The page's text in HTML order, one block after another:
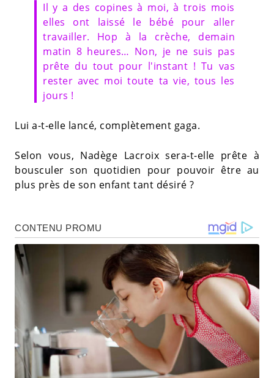
Il y a des copines à moi, à trois mois
elles ont laissé le bébé pour aller
travailler. Hop à la crèche, demain
matin 8 heures… Non, je ne suis pas
prête du tout pour l'instant ! Tu vas
rester avec moi toute ta vie, tous les
jours !
Lui a-t-elle lancé, complètement gaga.
Selon vous, Nadège Lacroix sera-t-elle prête à
bousculer son quotidien pour pouvoir être au
plus près de son enfant tant désiré ?